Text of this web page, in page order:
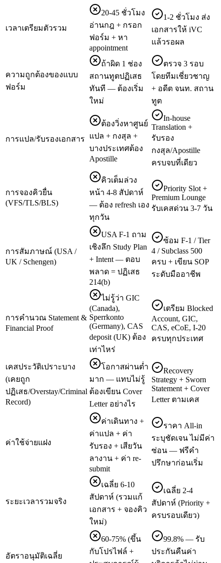
เวลาเตรียมตัวรวม
20-45 ชั่วโมง
อ่านกฎ + กรอก
ฟอร์ม + หา
appointment
1-2 ชั่วโมง ส่ง
เอกสารให้ iVC
แล้วรอผล
ความถูกต้องของแบบ
ฟอร์ม
ถ้าผิด 1 ช่อง
สถานทูตปฏิเสธ
ทันที — ต้องเริ่ม
ใหม่
ตรวจ 3 รอบ
โดยทีมเชี่ยวชาญ
+ อดีต จนท. สถาน
ทูต
การแปล/รับรองเอกสาร
ต้องวิ่งหาศูนย์
แปล + กงสุล +
บางประเทศต้อง
Apostille
In-house
Translation +
รับรอง
กงสุล/Apostille
ครบจบที่เดียว
การจองคิวยื่น
(VFS/TLS/BLS)
คิวเต็มล่วง
หน้า 4-8 สัปดาห์
— ต้อง refresh เอง
ทุกวัน
Priority Slot +
Premium Lounge
รับเคสด่วน 3-7 วัน
การสัมภาษณ์ (USA /
UK / Schengen)
USA F-1 ถาม
เชิงลึก Study Plan
+ Intent — ตอบ
พลาด = ปฏิเสธ
214(b)
ซ้อม F-1 / Tier
4 / Subclass 500
ครบ + เขียน SOP
ระดับมืออาชีพ
การคำนวณ Statement &
Financial Proof
ไม่รู้ว่า GIC
(Canada),
Sperrkonto
(Germany), CAS
deposit (UK) ต้อง
เท่าไหร่
เตรียม Blocked
Account, GIC,
CAS, eCoE, I-20
ครบทุกประเทศ
เคสประวัติเปราะบาง
(เคยถูก
ปฏิเสธ/Overstay/Criminal
Record)
โอกาสผ่านต่ำ
มาก — แทบไม่รู้
ต้องเขียน Cover
Letter อย่างไร
Recovery
Strategy + Sworn
Statement + Cover
Letter ตามเคส
ค่าใช้จ่ายแฝง
ค่าเดินทาง +
ค่าแปล + ค่า
รับรอง + เสียวัน
ลางาน + ค่า re-
submit
ราคา All-in
ระบุชัดเจน ไม่มีค่า
ซ่อน — ฟรีคำ
ปรึกษาก่อนเริ่ม
ระยะเวลารวมจริง
เฉลี่ย 6-10
สัปดาห์ (รวมแก้
เอกสาร + จองคิว
ใหม่)
เฉลี่ย 2-4
สัปดาห์ (Priority +
ครบรอบเดียว)
อัตราอนุมัติเฉลี่ย
60-75% (ขึ้น
กับโปรไฟล์ +
99.8% — รับ
ประกันคืนค่า